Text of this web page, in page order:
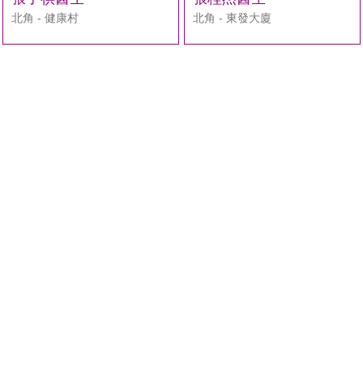
北角 - 健康村 北角 - 東發大廈